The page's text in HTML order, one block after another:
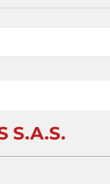
S.A.S.